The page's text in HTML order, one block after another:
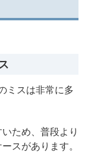
ミスは非常に多
ため、普段より
スがあります。